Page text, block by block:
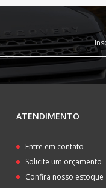
ATENDIMENTO
Entre em contato
Solicite um orçamento
Confira nosso estoque